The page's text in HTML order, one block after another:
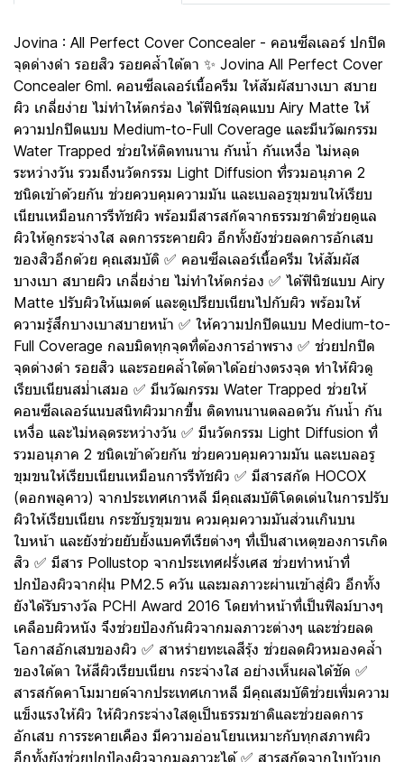
Jovina : All Perfect Cover Concealer - คอนซีลเลอร์ ปกปิด
จุดด่างดำ รอยสิว รอยคล้ำใต้ตา ✨ Jovina All Perfect Cover
Concealer 6ml. คอนซีลเลอร์เนื้อครีม ให้สัมผัสบางเบา สบาย
ผิว เกลี่ยง่าย ไม่ทำให้ตกร่อง ได้ฟินิชลุคแบบ Airy Matte ให้
ความปกปิดแบบ Medium-to-Full Coverage และมีนวัฒกรรม
Water Trapped ช่วยให้ติดทนนาน กันน้ำ กันเหงื่อ ไม่หลุด
ระหว่างวัน รวมถึงนวัตกรรม Light Diffusion ที่รวมอนุภาค 2
ชนิดเข้าด้วยกัน ช่วยควบคุมความมัน และเบลอรูขุมขนให้เรียบ
เนียนเหมือนการรีทัชผิว พร้อมมีสารสกัดจากธรรมชาติช่วยดูแล
ผิวให้ดูกระจ่างใส ลดการระคายผิว อีกทั้งยังช่วยลดการอักเสบ
ของสิวอีกด้วย คุณสมบัติ ✅ คอนซีลเลอร์เนื้อครีม ให้สัมผัส
บางเบา สบายผิว เกลี่ยง่าย ไม่ทำให้ตกร่อง ✅ ได้ฟินิชแบบ Airy
Matte ปรับผิวให้แมตต์ และดูเปรียบเนียนไปกับผิว พร้อมให้
ความรู้สึกบางเบาสบายหน้า ✅ ให้ความปกปิดแบบ Medium-to-
Full Coverage กลบมิดทุกจุดที่ต้องการอำพราง ✅ ช่วยปกปิด
จุดด่างดำ รอยสิว และรอยคล้ำใต้ตาได้อย่างตรงจุด ทำให้ผิวดู
เรียบเนียนสม่ำเสมอ ✅ มีนวัฒกรรม Water Trapped ช่วยให้
คอนซีลเลอร์แนบสนิทผิวมากขึ้น ติดทนนานตลอดวัน กันน้ำ กัน
เหงื่อ และไม่หลุดระหว่างวัน ✅ มีนวัตกรรม Light Diffusion ที่
รวมอนุภาค 2 ชนิดเข้าด้วยกัน ช่วยควบคุมความมัน และเบลอรู
ขุมขนให้เรียบเนียนเหมือนการรีทัชผิว ✅ มีสารสกัด HOCOX
(ดอกพลูคาว) จากประเทศเกาหลี มีคุณสมบัติโดดเด่นในการปรับ
ผิวให้เรียบเนียน กระชับรูขุมขน ควมคุมความมันส่วนเกินบน
ใบหน้า และยังช่วยยับยั้งแบคทีเรียต่างๆ ที่เป็นสาเหตุของการเกิด
สิว ✅ มีสาร Pollustop จากประเทศฝรั่งเศส ช่วยทำหน้าที่
ปกป้องผิวจากฝุ่น PM2.5 ควัน และมลภาวะผ่านเข้าสู่ผิว อีกทั้ง
ยังได้รับรางวัล PCHI Award 2016 โดยทำหน้าที่เป็นฟิลม์บางๆ
เคลือบผิวหนัง จึงช่วยป้องกันผิวจากมลภาวะต่างๆ และช่วยลด
โอกาสอักเสบของผิว ✅ สาหร่ายทะเลสีรุ้ง ช่วยลดผิวหมองคล้ำ
ของใต้ตา ให้สีผิวเรียบเนียน กระจ่างใส อย่างเห็นผลได้ชัด ✅
สารสกัดคาโมมายด์จากประเทศเกาหลี มีคุณสมบัติช่วยเพิ่มความ
แข็งแรงให้ผิว ให้ผิวกระจ่างใสดูเป็นธรรมชาติและช่วยลดการ
อักเสบ การระคายเคือง มีความอ่อนโยนเหมาะกับทุกสภาพผิว
อีกทั้งยังช่วยปกป้องผิวจากมลภาวะได้ ✅ สารสกัดจากใบบัวบก